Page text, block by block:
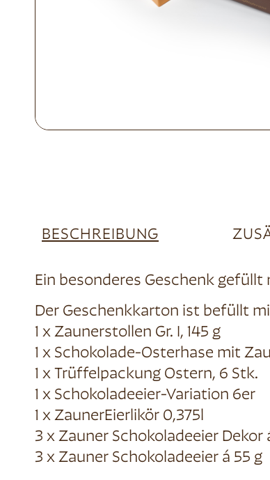
BESCHREIBUNG
Ein besonderes Geschenk
Der Geschenkkarton ist befüllt
1 x Zaunerstollen Gr. I, 145 g
1 x Schokolade-Osterhase mit
1 x Trüffelpackung Ostern, 6 Stk.
1 x Schokoladeeier-Variation 6er
1 x ZaunerEierlikör 0,375l
3 x Zauner Schokoladeeier Dekor
3 x Zauner Schokoladeeier á 55 g